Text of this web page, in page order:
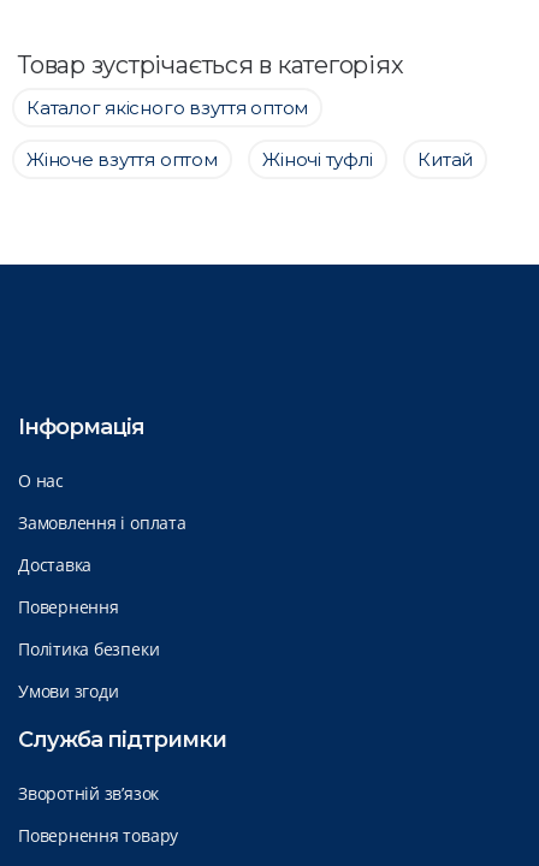
Товар зустрічається в категоріях
Каталог якісного взуття оптом
Жіноче взуття оптом Жіночі туфлі Китай
Інформація
О нас
Замовлення і оплата
Доставка
Повернення
Політика безпеки
Умови згоди
Служба підтримки
Зворотній зв’язок
Повернення товару